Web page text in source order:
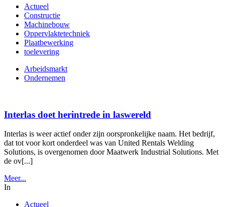
Actueel
Constructie
Machinebouw
Oppervlaktetechniek
Plaatbewerking
toelevering
Arbeidsmarkt
Ondernemen
Interlas doet herintrede in laswereld
Interlas is weer actief onder zijn oorspronkelijke naam. Het bedrijf,
dat tot voor kort onderdeel was van United Rentals Welding
Solutions, is overgenomen door Maatwerk Industrial Solutions. Met
de ov[...]
Meer...
In
Actueel